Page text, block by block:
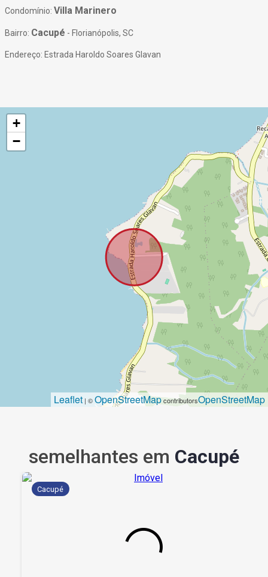
Condomínio: Villa Marinero
Bairro: Cacupé - Florianópolis, SC
Endereço: Estrada Haroldo Soares Glavan
+
−
Leaflet | ©OpenStreetMapcontributorsOpenStreetMap
semelhantes em Cacupé
Cacupé